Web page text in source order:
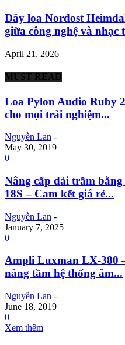
Dây loa Nordost
giữa công nghệ và nhạc
April 21, 2026
MUST READ
Loa Pylon Audio Ruby
cho mọi trải nghiệm...
Nguyễn Lan -
May 30, 2019
0
Nâng cấp dải trầm
18S – Cam kết giá rẻ...
Nguyễn Lan -
January 7, 2025
0
Ampli Luxman LX-380
nâng tầm hệ thống âm...
Nguyễn Lan -
June 18, 2019
0
Xem thêm